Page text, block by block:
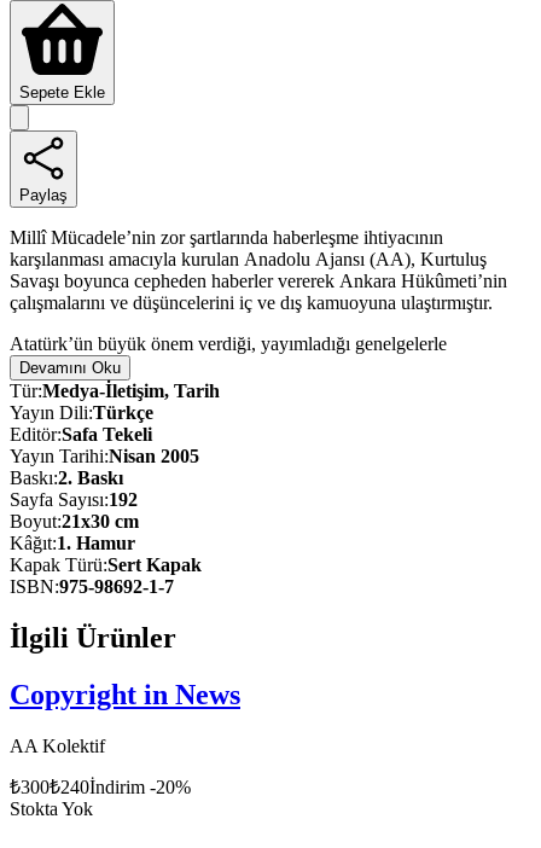
Sepete Ekle
Paylaş
Millî Mücadele’nin zor şartlarında haberleşme ihtiyacının
karşılanması amacıyla kurulan Anadolu Ajansı (AA), Kurtuluş
Savaşı boyunca cepheden haberler vererek Ankara Hükûmeti’nin
çalışmalarını ve düşüncelerini iç ve dış kamuoyuna ulaştırmıştır.
Atatürk’ün büyük önem verdiği, yayımladığı genelgelerle
desteklediği AA, bu etkili konumunu Cumhuriyet’in ilanından sonra
da sürdürmüştür. 1 Mart 1925’te yine Atatürk’ün isteği üzerine şirket
hâline getirilerek bağımsız bir yapıya kavuşturulan AA, “doğru,
tarafsız ve hızlı” haberciliğiyle basın ve yayın kuruluşlarının
vazgeçilmez bir kurumu hâline gelmiştir.
Araştırmacılar için de önemli bir kaynak olan AA, yalnızca günün
gelişmelerini yansıtmakla kalmayıp tarihi de yazan bir kurumdur.
Dolayısıyla böyle bir kurumun tarihine ilişkin bir çalışma da başlı
başına önem kazanmaktadır.
“Atatürk ve Anadolu Ajansı” kitabı, Millî Mücadele’nin simge
kuruluşu AA’nın hangi zor şartlardan geçerek bugünkü çağdaş
konumuna ulaştığını gözler önüne sermektedir.
Devamını Oku
Tür:Medya-İletişim, Tarih
Yayın Dili:Türkçe
Editör:Safa Tekeli
Yayın Tarihi:Nisan 2005
Baskı:2. Baskı
Sayfa Sayısı:192
Boyut:21x30 cm
Kâğıt:1. Hamur
Kapak Türü:Sert Kapak
ISBN:975-98692-1-7
İlgili Ürünler
Copyright in News
AA Kolektif
₺300₺240İndirim -20%
Stokta Yok